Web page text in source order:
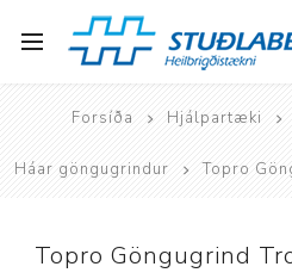
Forsíða Hjálpartæki
Háar göngugrindur Topro
Topro Göngugrind